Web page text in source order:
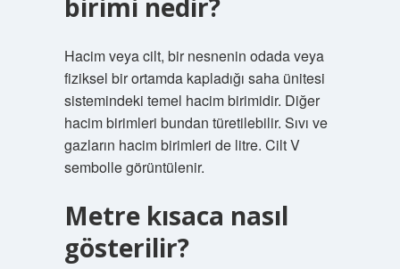
birimi nedir?
Hacim veya cilt, bir nesnenin odada veya
fiziksel bir ortamda kapladığı saha ünitesi
sistemindeki temel hacim birimidir. Diğer
hacim birimleri bundan türetilebilir. Sıvı ve
gazların hacim birimleri de litre. Cilt V
sembolle görüntülenir.
Metre kısaca nasıl
gösterilir?